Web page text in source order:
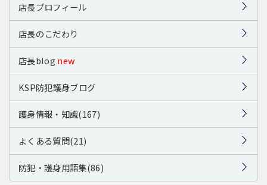
店長プロフィール
店長のこだわり
店長blog new
KSP防犯護身ブログ
護身情報・知識(167)
よくある質問(21)
防犯・護身用語集(86)